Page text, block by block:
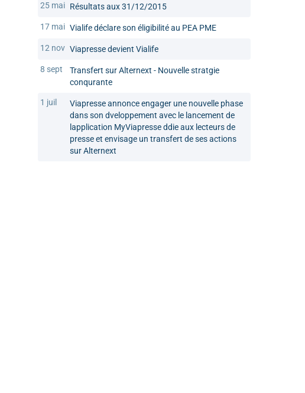
25 mai Résultats aux 31/12/2015
17 mai Vialife déclare son éligibilité au PEA PME
12 nov Viapresse devient Vialife
8 sept
Transfert sur Alternext - Nouvelle stratgie
conqurante
1 juil
Viapresse annonce engager une nouvelle phase
dans son dveloppement avec le lancement de
lapplication MyViapresse ddie aux lecteurs de
presse et envisage un transfert de ses actions
sur Alternext